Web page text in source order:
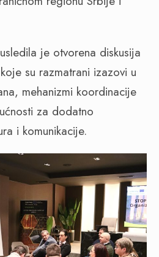
je otvorena diskusija
su razmatrani izazovi u
mehanizmi koordinacije
za dodatno
i komunikacije.